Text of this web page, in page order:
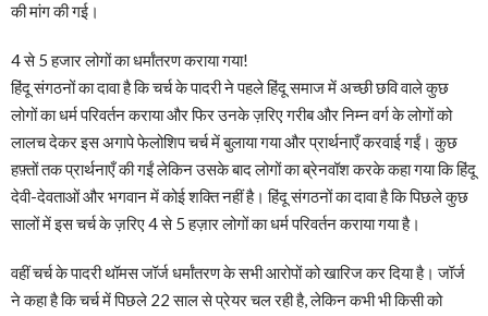
की मांग की गई।
4 से 5 हजार लोगों का धर्मांतरण कराया गया!
हिंदू संगठनों का दावा है कि चर्च के पादरी ने पहले हिंदू समाज में अच्छी छवि वाले कुछ
लोगों का धर्म परिवर्तन कराया और फिर उनके ज़रिए गरीब और निम्न वर्ग के लोगों को
लालच देकर इस अगापे फेलोशिप चर्च में बुलाया गया और प्रार्थनाएँ करवाई गईं। कुछ
हफ़्तों तक प्रार्थनाएँ की गईं लेकिन उसके बाद लोगों का ब्रेनवॉश करके कहा गया कि हिंदू
देवी-देवताओं और भगवान में कोई शक्ति नहीं है। हिंदू संगठनों का दावा है कि पिछले कुछ
सालों में इस चर्च के ज़रिए 4 से 5 हज़ार लोगों का धर्म परिवर्तन कराया गया है।
वहीं चर्च के पादरी थॉमस जॉर्ज धर्मांतरण के सभी आरोपों को खारिज कर दिया है। जॉर्ज
ने कहा है कि चर्च में पिछले 22 साल से प्रेयर चल रही है, लेकिन कभी भी किसी को